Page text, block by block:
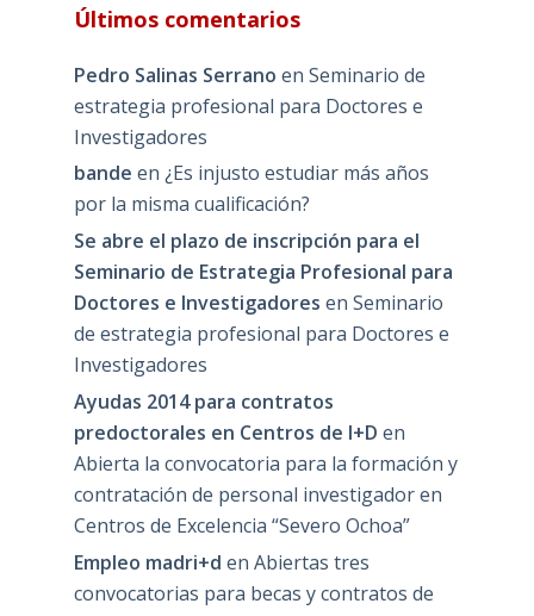
Últimos comentarios
Pedro Salinas Serrano en Seminario de
estrategia profesional para Doctores e
Investigadores
bande en ¿Es injusto estudiar más años
por la misma cualificación?
Se abre el plazo de inscripción para el
Seminario de Estrategia Profesional para
Doctores e Investigadores en Seminario
de estrategia profesional para Doctores e
Investigadores
Ayudas 2014 para contratos
predoctorales en Centros de I+D en
Abierta la convocatoria para la formación y
contratación de personal investigador en
Centros de Excelencia “Severo Ochoa”
Empleo madri+d en Abiertas tres
convocatorias para becas y contratos de